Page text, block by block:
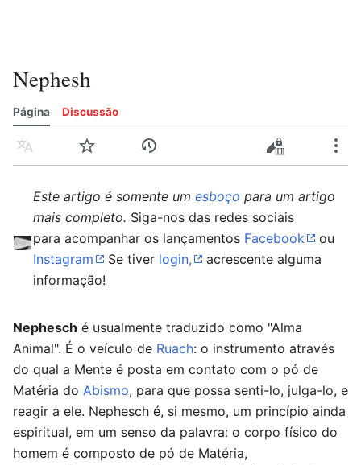
Nephesh
Página Discussão
Idioma Vigiar Histórico Editar código-fonte
Este artigo é somente um esboço para um artigo
mais completo. Siga-nos das redes sociais
para acompanhar os lançamentos Facebook
ou
Instagram
Se tiver login,
acrescente alguma
informação!
Nephesch é usualmente traduzido como "Alma
Animal". É o veículo de Ruach: o instrumento através
do qual a Mente é posta em contato com o pó de
Matéria do Abismo, para que possa senti-lo, julga-lo, e
reagir a ele. Nephesch é, si mesmo, um princípio ainda
espiritual, em um senso da palavra: o corpo físico do
homem é composto de pó de Matéria,